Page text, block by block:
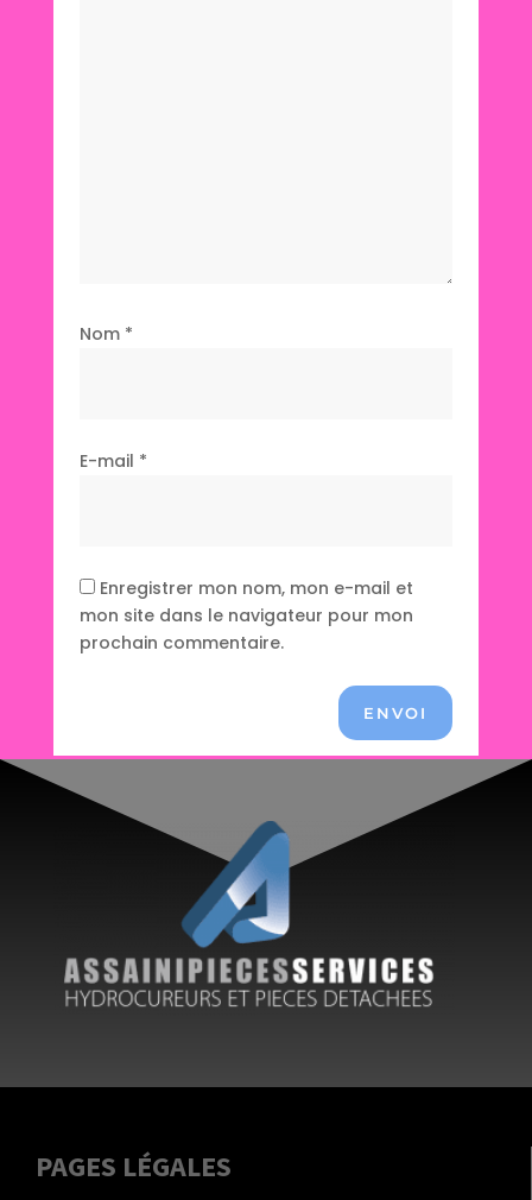
Nom *
E-mail *
Enregistrer mon nom, mon e-mail et
mon site dans le navigateur pour mon
prochain commentaire.
ENVOI
PAGES LÉGALES